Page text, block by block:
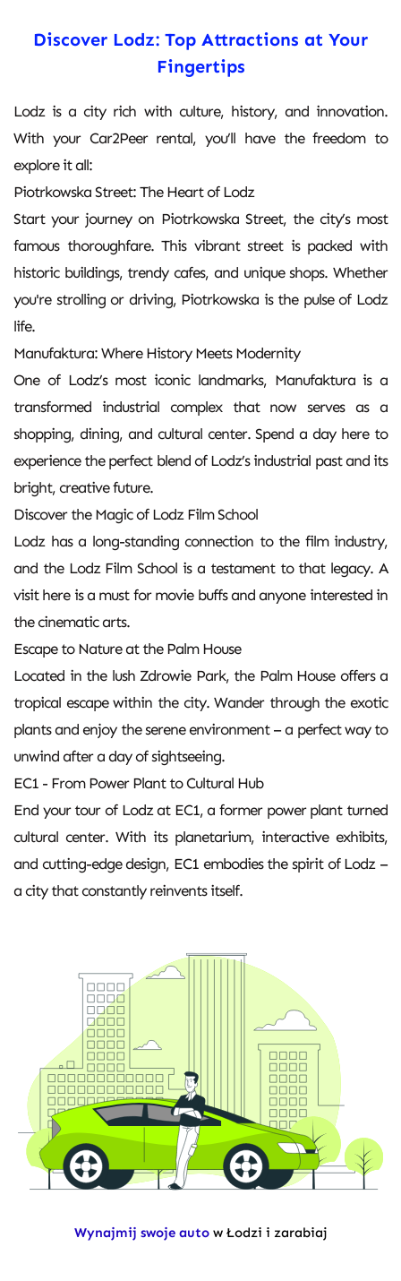
Discover Lodz: Top Attractions at Your
Fingertips
Lodz is a city rich with culture, history, and innovation.
With your Car2Peer rental, you’ll have the freedom to
explore it all:
Piotrkowska Street: The Heart of Lodz
Start your journey on Piotrkowska Street, the city’s most
famous thoroughfare. This vibrant street is packed with
historic buildings, trendy cafes, and unique shops. Whether
you're strolling or driving, Piotrkowska is the pulse of Lodz
life.
Manufaktura: Where History Meets Modernity
One of Lodz’s most iconic landmarks, Manufaktura is a
transformed industrial complex that now serves as a
shopping, dining, and cultural center. Spend a day here to
experience the perfect blend of Lodz’s industrial past and its
bright, creative future.
Discover the Magic of Lodz Film School
Lodz has a long-standing connection to the film industry,
and the Lodz Film School is a testament to that legacy. A
visit here is a must for movie buffs and anyone interested in
the cinematic arts.
Escape to Nature at the Palm House
Located in the lush Zdrowie Park, the Palm House offers a
tropical escape within the city. Wander through the exotic
plants and enjoy the serene environment – a perfect way to
unwind after a day of sightseeing.
EC1 - From Power Plant to Cultural Hub
End your tour of Lodz at EC1, a former power plant turned
cultural center. With its planetarium, interactive exhibits,
and cutting-edge design, EC1 embodies the spirit of Lodz –
a city that constantly reinvents itself.
Wynajmij swoje autow Łodzi i zarabiaj